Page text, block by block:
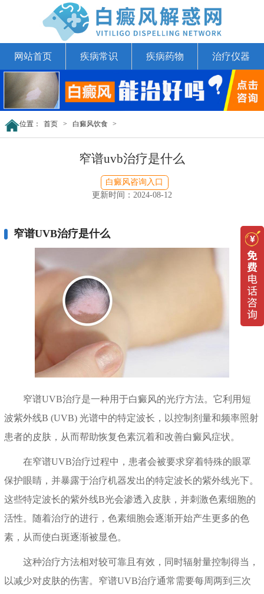
网站首页 疾病常识 疾病药物 治疗仪器
位置： 首页 > 白癜风饮食 >
窄谱uvb治疗是什么
白癜风咨询入口
更新时间：2024-08-12
窄谱UVB治疗是什么
窄谱UVB治疗是一种用于白癜风的光疗方法。它利用短
波紫外线B (UVB) 光谱中的特定波长，以控制剂量和频率照射
患者的皮肤，从而帮助恢复色素沉着和改善白癜风症状。
在窄谱UVB治疗过程中，患者会被要求穿着特殊的眼罩
保护眼睛，并暴露于治疗机器发出的特定波长的紫外线光下。
这些特定波长的紫外线B光会渗透入皮肤，并刺激色素细胞的
活性。随着治疗的进行，色素细胞会逐渐开始产生更多的色
素，从而使白斑逐渐被显色。
这种治疗方法相对较可靠且有效，同时辐射量控制得当，
以减少对皮肤的伤害。窄谱UVB治疗通常需要每周两到三次